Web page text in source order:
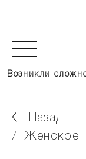
Возникли
Назад
женское